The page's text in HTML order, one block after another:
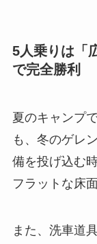
5人乗りは「
で完全勝利
夏のキャンプ
も、冬のゲレ
備を投げ込む
フラットな床
また、洗車道